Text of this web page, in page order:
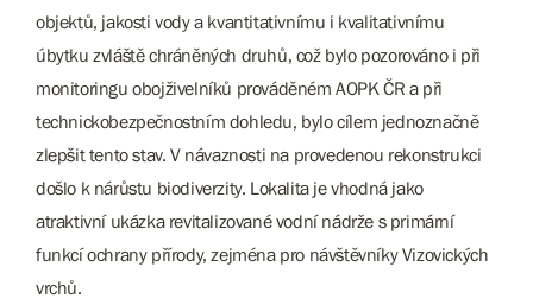
objektů, jakosti vody a kvantitativnímu i kvalitativnímu
úbytku zvláště chráněných druhů, což bylo pozorováno i při
monitoringu obojživelníků prováděném AOPK ČR a při
technickobezpečnostním dohledu, bylo cílem jednoznačně
zlepšit tento stav. V návaznosti na provedenou rekonstrukci
došlo k nárůstu biodiverzity. Lokalita je vhodná jako
atraktivní ukázka revitalizované vodní nádrže s primární
funkcí ochrany přírody, zejména pro návštěvníky Vizovických
vrchů.